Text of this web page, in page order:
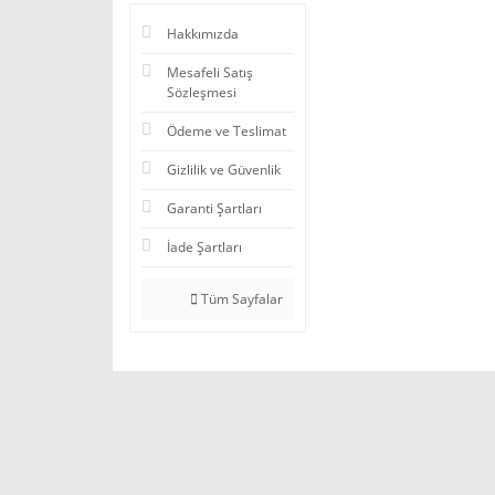
Hakkımızda
Mesafeli Satış
Sözleşmesi
Ödeme ve Teslimat
Gizlilik ve Güvenlik
Garanti Şartları
İade Şartları
Tüm Sayfalar